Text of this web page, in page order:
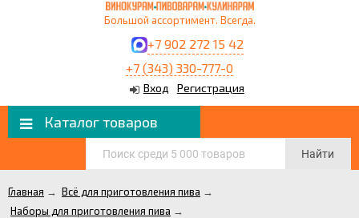
Большой ассортимент. Всегда.
+7 902 272 15 42
+7 (343) 330-777-0
Вход Регистрация
Каталог товаров
Найти
Главная → Всё для приготовления пива →
Наборы для приготовления пива →